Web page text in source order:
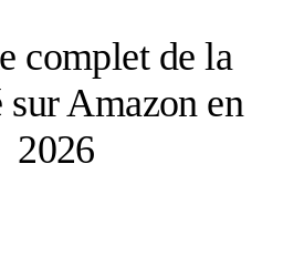
complet de la
Amazon en
2026